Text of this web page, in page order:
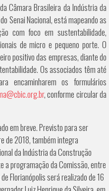
Câmara Brasileira da Indústria da
Senai Nacional, está mapeando as
com foco em sustentabilidade,
de micro e pequeno porte. O
positivo das empresas, diante do
Os associados têm até
encaminharem os formulários
, conforme circular da
em breve. Previsto para ser
de 2018, também integra
da Indústria da Construção
a programação da Comissão, entre
Florianópolis será realizado de 16